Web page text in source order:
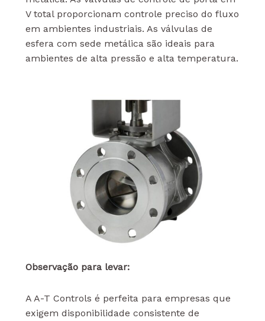
V total proporcionam controle preciso do fluxo
em ambientes industriais. As válvulas de
esfera com sede metálica são ideais para
ambientes de alta pressão e alta temperatura.
Observação para levar:
A A-T Controls é perfeita para empresas que
exigem disponibilidade consistente de